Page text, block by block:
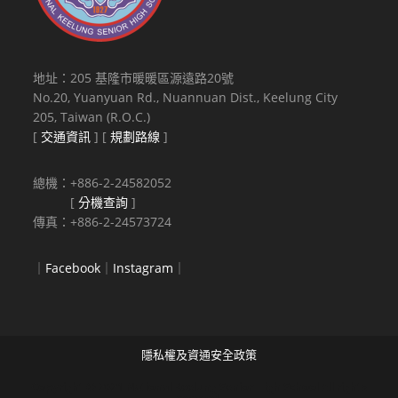
地址：205 基隆市暖暖區源遠路20號
No.20, Yuanyuan Rd., Nuannuan Dist., Keelung City
205, Taiwan (R.O.C.)
[ 交通資訊 ] [規劃路線 ]
總機：+886-2-24582052
[分機查詢 ]
傳真：+886-2-24573724
｜ Facebook ｜ Instagram ｜
隱私權及資通安全政策